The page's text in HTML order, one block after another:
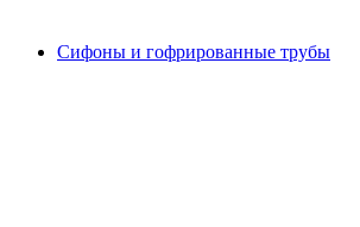
Сифоны и гофрированные трубы